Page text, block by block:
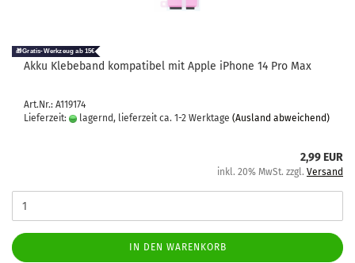
Akku Kle­be­band kom­pa­ti­bel mit Apple iPho­ne 14 Pro Max
Art.Nr.: A119174
Lieferzeit:
lagernd, lieferzeit ca. 1-2 Werktage (Ausland abweichend)
2,99 EUR
inkl. 20% MwSt. zzgl. Versand
IN DEN WARENKORB